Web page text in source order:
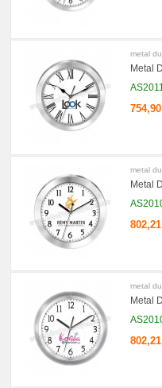
metal
Metal
metal
Metal
metal
Metal